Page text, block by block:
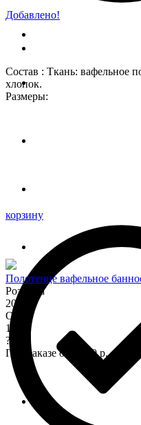
Добавлено!
Состав : Ткань: вафельное
хлопок.
Размеры:
корзину
Полотенце вафельное
Розница
200
Опт
170
?
При заказе от 7 000 р.